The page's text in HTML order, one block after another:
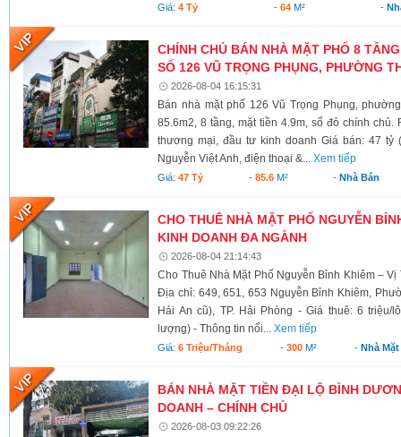
Giá:4 Tỷ - 64M² -
CHÍNH CHỦ BÁN NHÀ MẶT PHỐ 8
SỐ 126 VŨ TRỌNG PHỤNG, PHƯỜNG
2026-08-04 16:15:31
Bán nhà mặt phố 126 Vũ Trọng Phụng,
85.6m2, 8 tầng, mặt tiền 4.9m, sổ đỏ chính
thương mại, đầu tư kinh doanh Giá bán: 47
Nguyễn Việt Anh, điện thoại &...Xem tiếp
Giá:47 Tỷ - 85.6M² - Nhà Bán
CHO THUÊ NHÀ MẶT PHỐ NGUYỄN
KINH DOANH ĐA NGÀNH
2026-08-04 21:14:43
Cho Thuê Nhà Mặt Phố Nguyễn Bỉnh Khiêm –
Địa chỉ: 649, 651, 653 Nguyễn Bỉnh Khiêm,
Hải An cũ), TP. Hải Phòng - Giá thuê: 6 triệu/
lượng) - Thông tin nổi...Xem tiếp
Giá:6 Triệu/tháng -300 M² - Nhà
BÁN NHÀ MẶT TIỀN ĐẠI LỘ BÌNH
DOANH – CHÍNH CHỦ
2026-08-03 09:22:26